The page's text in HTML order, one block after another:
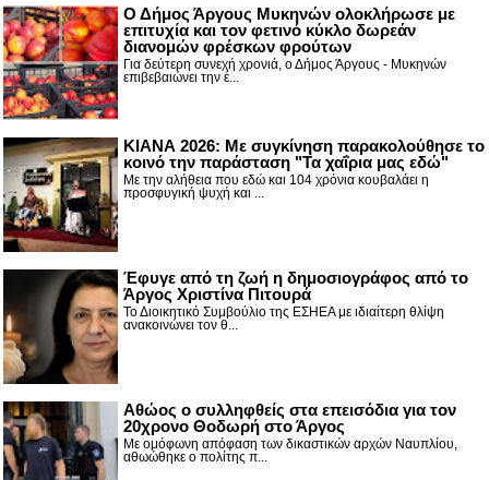
Ο Δήμος Άργους Μυκηνών ολοκλήρωσε με
επιτυχία και τον φετινό κύκλο δωρεάν
διανομών φρέσκων φρούτων
Για δεύτερη συνεχή χρονιά, ο Δήμος Άργους - Μυκηνών
επιβεβαιώνει την έ...
ΚΙΑΝΑ 2026: Με συγκίνηση παρακολούθησε το
κοινό την παράσταση "Τα χαΐρια μας εδώ"
Με την αλήθεια που εδώ και 104 χρόνια κουβαλάει η
προσφυγική ψυχή και ...
Έφυγε από τη ζωή η δημοσιογράφος από το
Άργος Χριστίνα Πιτουρά
Το Διοικητικό Συμβούλιο της ΕΣΗΕΑ με ιδιαίτερη θλίψη
ανακοινώνει τον θ...
Αθώος ο συλληφθείς στα επεισόδια για τον
20χρονο Θοδωρή στο Άργος
Με ομόφωνη απόφαση των δικαστικών αρχών Ναυπλίου,
αθωώθηκε ο πολίτης π...